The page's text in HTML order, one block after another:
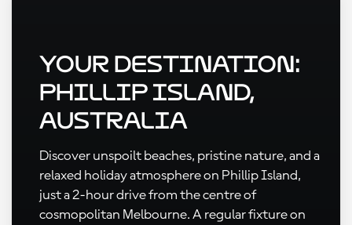
Your Destination:
Phillip Island,
Australia
Discover unspoilt beaches, pristine nature, and a
relaxed holiday atmosphere on Phillip Island,
just a 2-hour drive from the centre of
cosmopolitan Melbourne. A regular fixture on